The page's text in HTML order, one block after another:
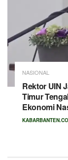
NASIONAL
Rektor UIN
Timur
Ekonomi